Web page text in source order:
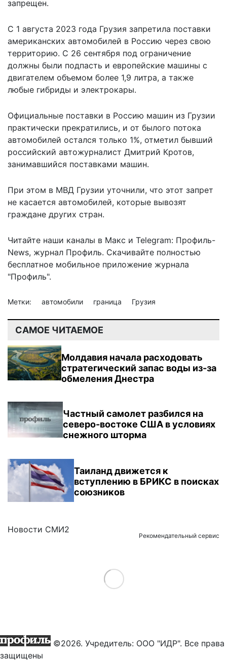
запрещен.
С 1 августа 2023 года Грузия запретила поставки
американских автомобилей в Россию через свою
территорию. С 26 сентября под ограничение
должны были подпасть и европейские машины с
двигателем объемом более 1,9 литра, а также
любые гибриды и электрокары.
Официальные поставки в Россию машин из Грузии
практически прекратились, и от былого потока
автомобилей остался только 1%, отметил бывший
российский автожурналист Дмитрий Кротов,
занимавшийся поставками машин.
При этом в МВД Грузии уточнили, что этот запрет
не касается автомобилей, которые вывозят
граждане других стран.
Читайте наши каналы в Макс и Telegram: Профиль-
News, журнал Профиль. Скачивайте полностью
бесплатное мобильное приложение журнала
"Профиль".
Метки: автомобили граница Грузия
САМОЕ ЧИТАЕМОЕ
Молдавия начала расходовать
стратегический запас воды из-за
обмеления Днестра
Частный самолет разбился на
северо-востоке США в условиях
снежного шторма
Таиланд движется к
вступлению в БРИКС в поисках
союзников
Новости СМИ2
Рекомендательный сервис
Load More
©2026. Учредитель: ООО "ИДР". Все права
защищены